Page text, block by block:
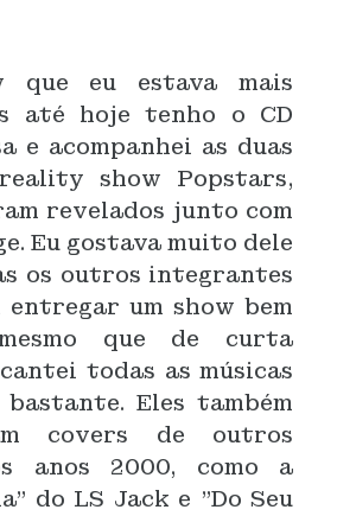
que eu estava mais
até hoje tenho o CD
e acompanhei as duas
show Popstars,
revelados junto com
Eu gostava muito dele
os outros integrantes
entregar um show bem
que de curta
todas as músicas
bastante. Eles também
covers de outros
anos 2000, como a
do LS Jack e "Do Seu